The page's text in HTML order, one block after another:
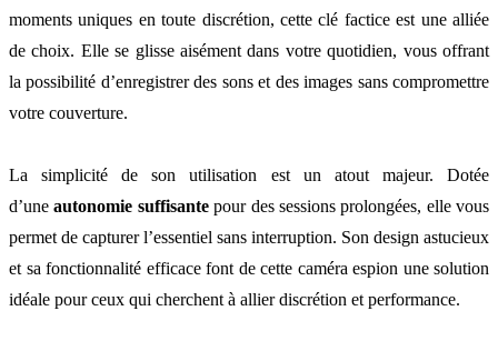
moments uniques en toute discrétion, cette clé factice est une alliée
de choix. Elle se glisse aisément dans votre quotidien, vous offrant
la possibilité d’enregistrer des sons et des images sans compromettre
votre couverture.
La simplicité de son utilisation est un atout majeur. Dotée
d’uneautonomie suffisantepour des sessions prolongées, elle vous
permet de capturer l’essentiel sans interruption. Son design astucieux
et sa fonctionnalité efficace font de cette caméra espion une solution
idéale pour ceux qui cherchent à allier discrétion et performance.